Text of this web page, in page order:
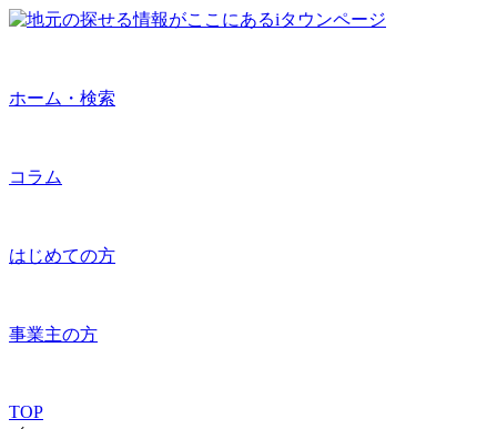
ホーム・検索
コラム
はじめての方
事業主の方
TOP